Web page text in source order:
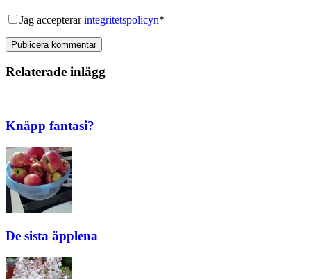
Jag accepterarintegritetspolicyn*
Publicera kommentar
Relaterade inlägg
Knäpp fantasi?
De sista äpplena